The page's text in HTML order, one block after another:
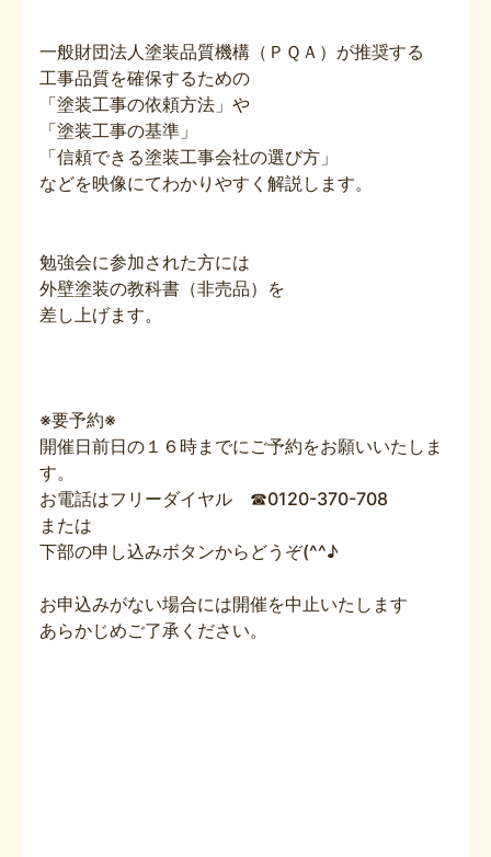
一般財団法人塗装品質機構（ＰＱＡ）が推奨する
工事品質を確保するための
「塗装工事の依頼方法」や
「塗装工事の基準」
「信頼できる塗装工事会社の選び方」
などを映像にてわかりやすく解説します。
勉強会に参加された方には
外壁塗装の教科書（非売品）を
差し上げます。
※要予約※
開催日前日の１６時までにご予約をお願いいたしま
す。
お電話はフリーダイヤル ☎0120-370-708
または
下部の申し込みボタンからどうぞ(^^♪
お申込みがない場合には開催を中止いたします
あらかじめご了承ください。